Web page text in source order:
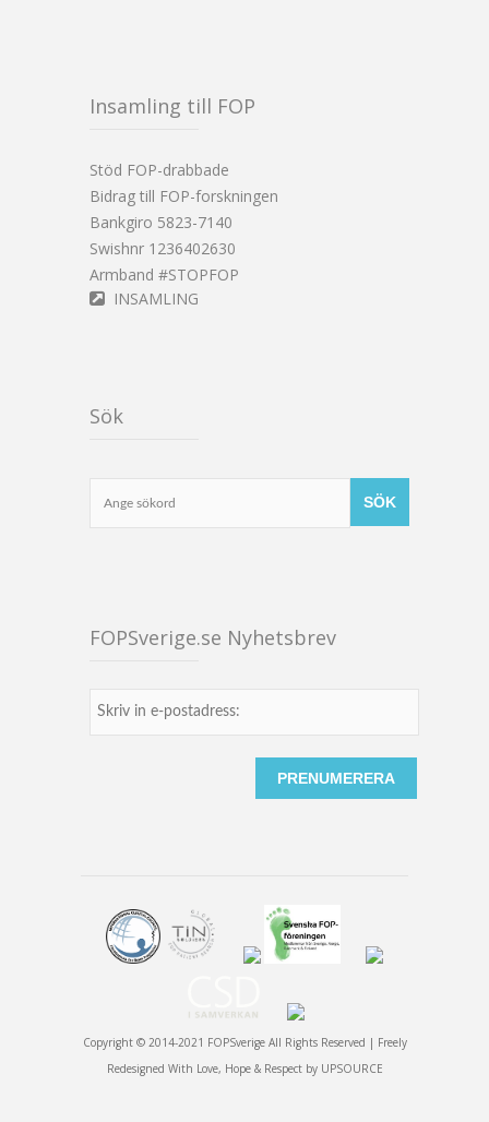
Insamling till FOP
Stöd FOP-drabbade
Bidrag till FOP-forskningen
Bankgiro 5823-7140
Swishnr 1236402630
Armband #STOPFOP
INSAMLING
Sök
FOPSverige.se Nyhetsbrev
Copyright © 2014-2021 FOPSverige All Rights Reserved | Freely
Redesigned With Love, Hope & Respect by UPSOURCE